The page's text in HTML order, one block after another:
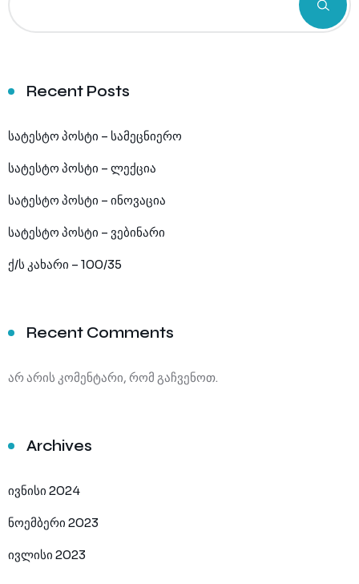
Recent Posts
სატესტო პოსტი – სამეცნიერო
სატესტო პოსტი – ლექცია
სატესტო პოსტი – ინოვაცია
სატესტო პოსტი – ვებინარი
ქ/ს კახარი – 100/35
Recent Comments
არ არის კომენტარი, რომ გაჩვენოთ.
Archives
ივნისი 2024
ნოემბერი 2023
ივლისი 2023